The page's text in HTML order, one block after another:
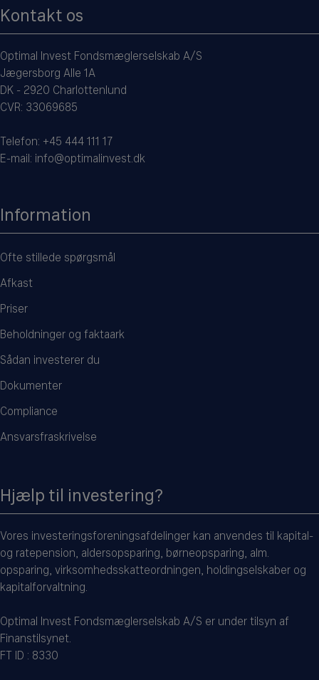
Kontakt os
Optimal Invest Fondsmæglerselskab A/S
Jægersborg Alle 1A
DK - 2920 Charlottenlund
CVR: 33069685
Telefon: +45 444 111 17
E-mail: info@optimalinvest.dk
Information
Ofte stillede spørgsmål
Afkast
Priser
Beholdninger og faktaark
Sådan investerer du
Dokumenter
Compliance
Ansvarsfraskrivelse
Hjælp til investering?
Vores investeringsforeningsafdelinger kan anvendes til kapital-
og ratepension, aldersopsparing, børneopsparing, alm.
opsparing, virksomhedsskatteordningen, holdingselskaber og
kapitalforvaltning.
Optimal Invest Fondsmæglerselskab A/S er under tilsyn af
Finanstilsynet.
FT ID : 8330